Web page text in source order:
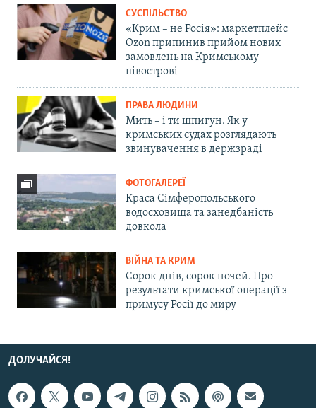
СУСПІЛЬСТВО
«Крим – не Росія»: маркетплейс
Ozon припинив прийом нових
замовлень на Кримському
півострові
ПРАВА ЛЮДИНИ
Мить – і ти шпигун. Як у
кримських судах розглядають
звинувачення в держзраді
ФОТОГАЛЕРЕЇ
Краса Сімферопольського
водосховища та занедбаність
довкола
ВІЙНА ТА КРИМ
Сорок днів, сорок ночей. Про
результати кримської операції з
примусу Росії до миру
ДОЛУЧАЙСЯ!